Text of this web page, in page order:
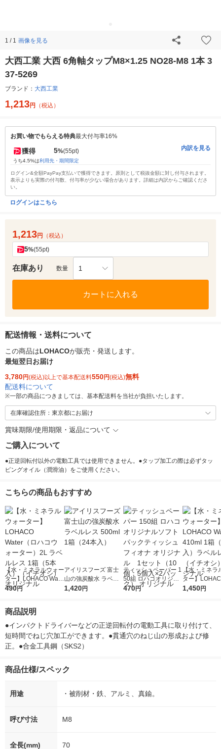
1 / 1 画像を見る
大西工業 大西 6角軸タップM8×1.25 NO28-M8 1本 3
37-5269
ブランド： 大西工業
1,213円 （税込）
お買い物でもらえる特典最大付与率16%
獲得 5%(55pt)
うち4.5%は利用先・期間限定
内訳を見る
ログイン&全額PayPay支払いで獲得できます。原則として税抜金額に対し付与されます。
表示よりも実際の付与数、付与率が少ない場合があります。詳細は内訳からご確認くださ
い。
ログインはこちら
1,213円 （税込）
5%(55pt)
在庫あり 数量 1
カートに入れる
配送情報・送料について
この商品はLOHACOが販売・発送します。
最短翌日お届け
3,780円(税込)以上で基本配送料550円(税込)無料
配送料について
※一部の商品につきましては、基本配送料を当社が負担いたします。
在庫確認住所：東京都にお届け
賞味期限/使用期限・返品について
ご購入について
●正逆回転付以外の電動工具では使用できません。●タップ加工の際は必ずタッ
ピングオイル（潤滑油）をご使用ください。
こちらの商品もおすすめ
【水・ミネラルウォー
ター】LOHACO Wate
r（ロハコウォータ
シ） オリジナル
490円
アイリスフーズ 富士
山の強炭酸水 ラベル
レス 500ml 1箱（24
1,420円
ティッシュペーパー 1
50組 ロハコオリジナ
ルソフトパックティッ
オリジナル
470円
【水・ミネラ
ター】
r 410ml 1箱（
1,450円
商品説明
●インパクトドライバーなどの正逆回転付の電動工具に取り付けて、
短時間でねじ穴加工ができます。●貫通穴のねじ山の形成および修
正。●合金工具鋼（SKS2）
商品仕様/スペック
用途 ・被削材・鉄、アルミ、真鍮。
呼び寸法 M8
全長(mm) 70